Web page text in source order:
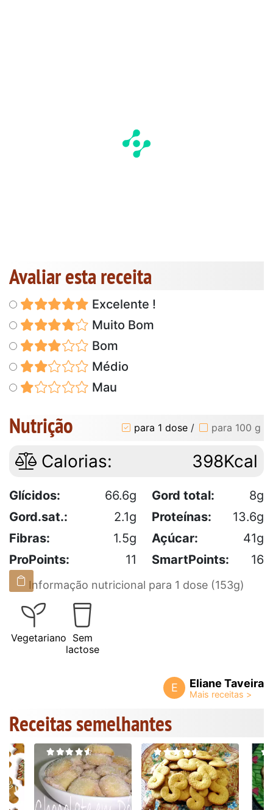
Avaliar esta receita
Excelente !
Muito Bom
Bom
Médio
Mau
Nutrição para 1 dose / para 100 g
Calorias: 398Kcal
Glícidos: 66.6g Gord total:
8g
Gord.sat.:
2.1g Proteínas:
13.6g
Fibras:
1.5g Açúcar:
41g
ProPoints:
11 SmartPoints: 16
Informação nutricional para 1 dose (153g)
Vegetariano Sem
lactose
E Eliane Taveira
Receitas semelhantes